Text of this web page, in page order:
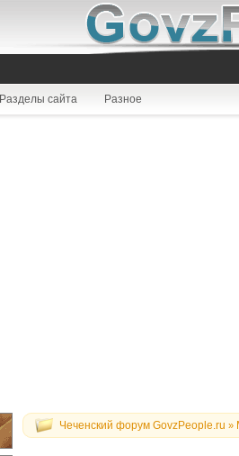
Разделы сайта Разное
Чеченский форум GovzPeople.ru »